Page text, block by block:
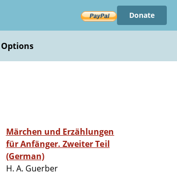
Donate
Options
Märchen und Erzählungen
für Anfänger. Zweiter Teil
(German)
H. A. Guerber